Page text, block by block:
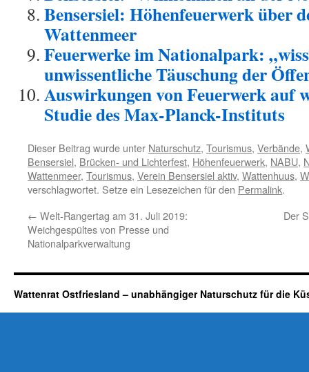
Bensersiel: Höhenfeuerwerk über
Wattenmeer
Feuerwerke im Nationalpark:
unwissentliche Täuschung der
Auswirkungen von Feuerwerk auf
Studie des Max-Planck-Instituts
Dieser Beitrag wurde unter Naturschutz, Tourismus, Verbände,
Bensersiel, Brücken- und Lichterfest, Höhenfeuerwerk, NABU,
Wattenmeer, Tourismus, Verein Bensersiel aktiv, Wattenhuus,
verschlagwortet. Setze ein Lesezeichen für den Permalink.
← Welt-Rangertag am 31. Juli 2019:
Weichgespültes von Presse und
Nationalparkverwaltung
Der
Wattenrat Ostfriesland – unabhängiger Naturschutz für die